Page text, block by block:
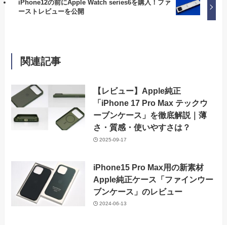
iPhone12の前にApple Watch series6を購入！ファ
ーストレビューを公開
関連記事
【レビュー】Apple純正
「iPhone 17 Pro Max テックウ
ーブンケース」を徹底解説｜薄
さ・質感・使いやすさは？
2025-09-17
iPhone15 Pro Max用の新素材
Apple純正ケース「ファインウー
ブンケース」のレビュー
2024-06-13